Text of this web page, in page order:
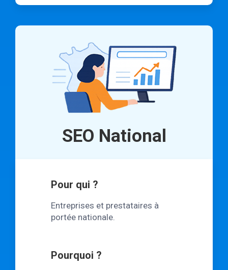
SEO National
Pour qui ?
Entreprises et prestataires à
portée nationale.
Pourquoi ?